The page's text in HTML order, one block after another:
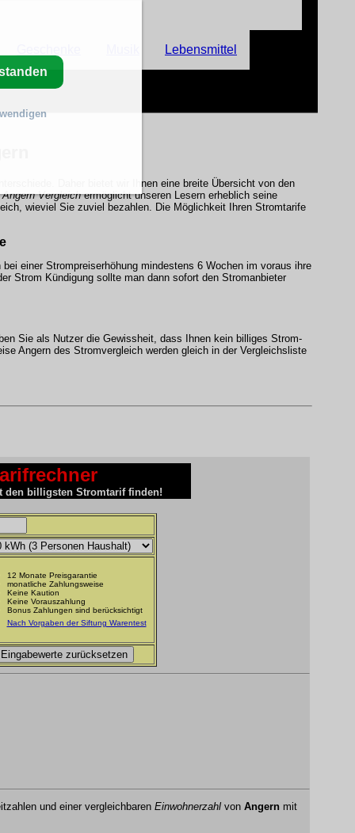
Lebensmittel
Daher bietet wir Ihnen eine breite Übersicht von den
Vergleichermöglicht unseren Lesern erheblich seine
wieviel Sie zuviel bezahlen. Die Möglichkeit Ihren Stromtarife
bei einer Strompreiserhöhung mindestens 6 Wochen im voraus ihre
Strom Kündigung sollte man dann sofort den Stromanbieter
Sie als Nutzer die Gewissheit, dass Ihnen kein billiges Strom-
Angern des Stromvergleich werden gleich in der Vergleichsliste
den billigsten Stromtarif finden!
12 Monate Preisgarantie
monatliche Zahlungsweise
Keine Kaution
Keine Vorauszahlung
Bonus Zahlungen sind berücksichtigt
Nach Vorgaben der Siftung Warentest
und einer vergleichbaren Einwohnerzahl von Angern mit